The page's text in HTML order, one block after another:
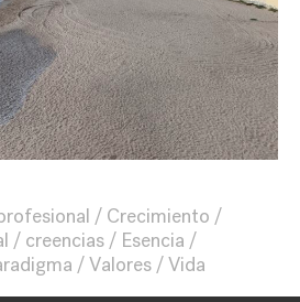
Crecimiento
creencias
Esencia
Valores Vida